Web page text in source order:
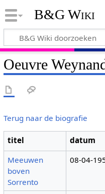
B&G Wiki
Oeuvre
Terug naar de biografie
titel datum
Meeuwen
boven
Sorrento
08-04-